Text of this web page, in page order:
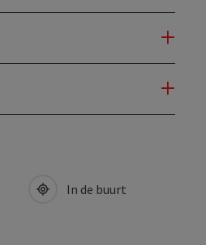
In de buurt